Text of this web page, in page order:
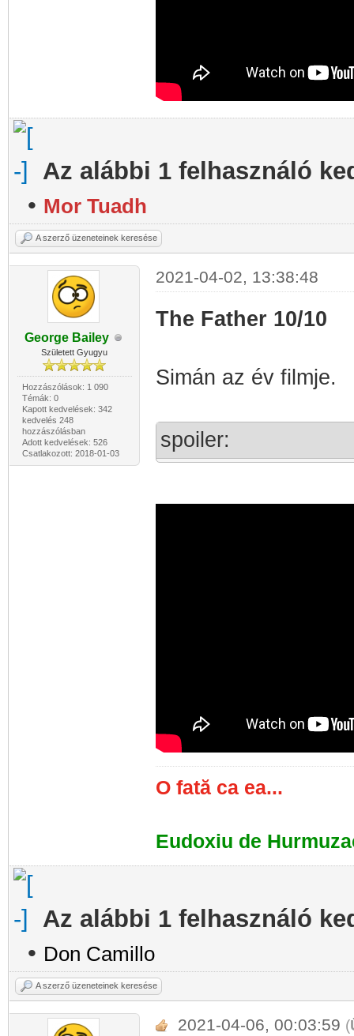
Az alábbi 1 felhasználó
• Mor Tuadh
A szerző üzeneteinek keresése
George Bailey
Született Gyugyu
Hozzászólások: 1 090
Témák: 0
Kapott kedvelések: 342
kedvelés 248
hozzászólásban
Adott kedvelések: 526
Csatlakozott: 2018-01-03
2021-04-02, 13:38:48
The Father 10/10
Simán az év filmje.
spoiler:
O fată ca ea...
Eudoxiu de
Az alábbi 1 felhasználó
• Don Camillo
A szerző üzeneteinek keresése
2021-04-06, 00:03:59 (